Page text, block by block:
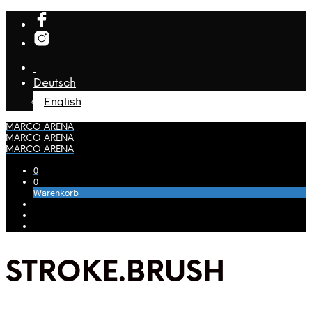
Deutsch
English
MARCO ARENA
MARCO ARENA
MARCO ARENA
0
0
Warenkorb
STROKE.BRUSH